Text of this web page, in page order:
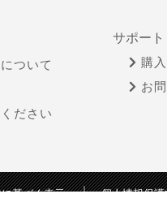
ついて
ださい
サポート
購
お
基づく表示 個人情報保護